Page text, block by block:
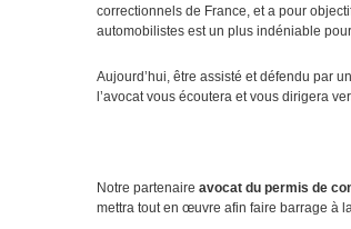
correctionnels de France, et a pour
automobilistes est un plus indéniable
Aujourd’hui, être assisté et défendu par
l’avocat vous écoutera et vous dirigera
Notre partenaire avocat du permis de
mettra tout en œuvre afin faire barrage à